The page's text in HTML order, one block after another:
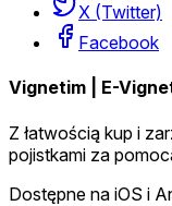
X (Twitter)
Facebook
Vignetim | E-
Z łatwością kup i
pojistkami za
Dostępne na iOS i